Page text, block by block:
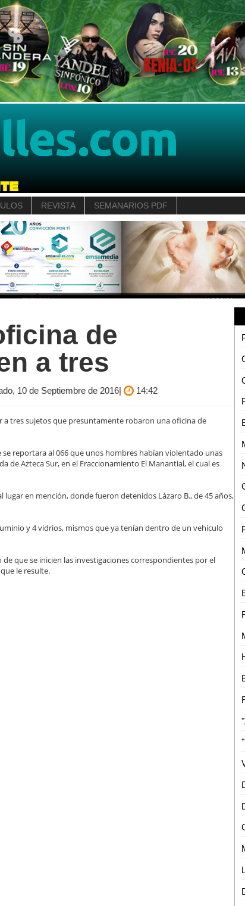
REVISTA SEMANARIOS PDF
de
a tres
10 de Septiembre de 2016| 14:42
a tres sujetos que presuntamente robaron una oficina de
reportara al 066 que unos hombres habían violentado unas
de Azteca Sur, en el Fraccionamiento El Manantial, el cual es
en mención, donde fueron detenidos Lázaro B., de 45 años,
y 4 vidrios, mismos que ya tenían dentro de un vehículo
que se inicien las investigaciones correspondientes por el
le resulte.